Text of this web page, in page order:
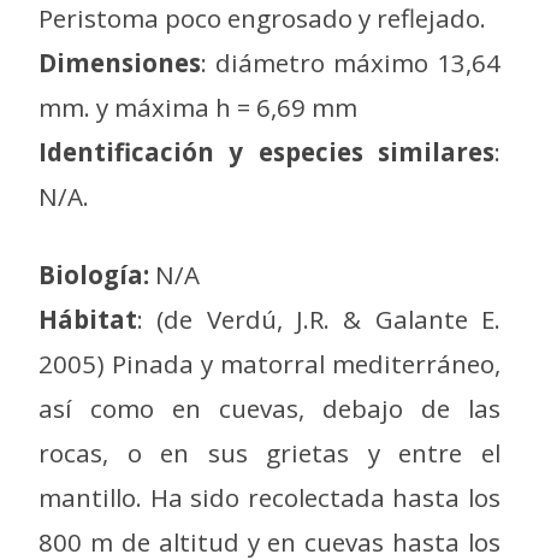
Peristoma poco engrosado y reflejado.
Dimensiones: diámetro máximo 13,64
mm. y máxima h = 6,69 mm
Identificación y especies similares:
N/A.
Biología: N/A
Hábitat: (de Verdú, J.R. & Galante E.
2005) Pinada y matorral mediterráneo,
así como en cuevas, debajo de las
rocas, o en sus grietas y entre el
mantillo. Ha sido recolectada hasta los
800 m de altitud y en cuevas hasta los